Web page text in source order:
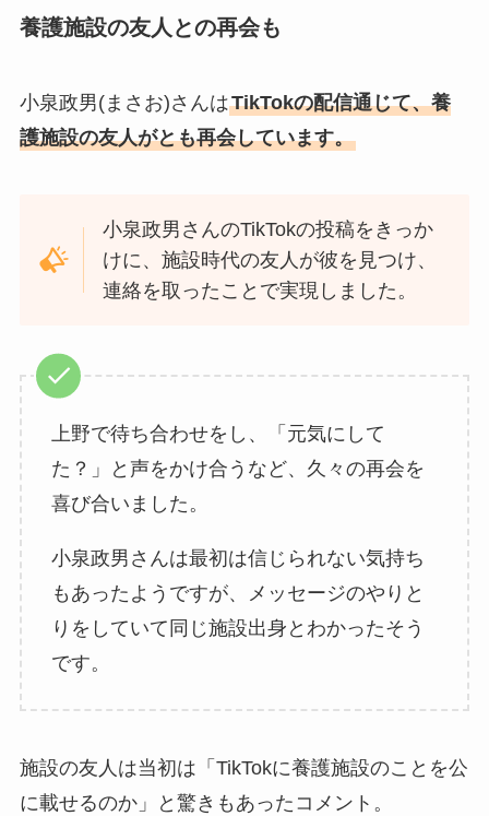
養護施設の友人との再会も
小泉政男(まさお)さんはTikTokの配信通じて、養
護施設の友人がとも再会しています。
小泉政男さんのTikTokの投稿をきっか
けに、施設時代の友人が彼を見つけ、
連絡を取ったことで実現しました。
上野で待ち合わせをし、「元気にして
た？」と声をかけ合うなど、久々の再会を
喜び合いました。
小泉政男さんは最初は信じられない気持ち
もあったようですが、メッセージのやりと
りをしていて同じ施設出身とわかったそう
です。
施設の友人は当初は「TikTokに養護施設のことを公
に載せるのか」と驚きもあったコメント。